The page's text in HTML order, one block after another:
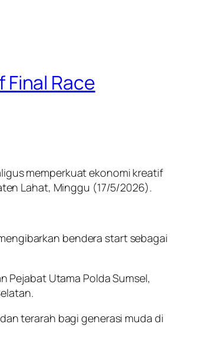
Race
memperkuat ekonomi kreatif
Lahat, Minggu (17/5/2026).
bendera start sebagai
Pejabat Utama Polda Sumsel,
terarah bagi generasi muda di